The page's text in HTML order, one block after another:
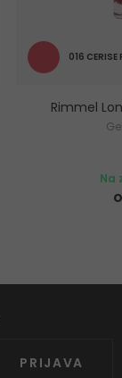
016 CERISE
Rimmel
Na
PRIJAVA